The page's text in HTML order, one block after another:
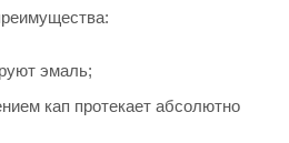
эмаль;
кап протекает абсолютно